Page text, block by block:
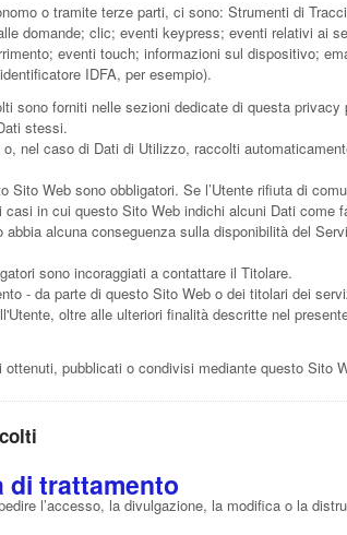
o tramite terze parti, ci sono: Strumenti di
domande; clic; eventi keypress; eventi relativi ai
eventi touch; informazioni sul dispositivo;
IDFA, per esempio).
sono forniti nelle sezioni dedicate di questa privacy
stessi.
nel caso di Dati di Utilizzo, raccolti
Web sono obbligatori. Se l’Utente rifiuta di
in cui questo Sito Web indichi alcuni Dati come
alcuna conseguenza sulla disponibilità del
sono incoraggiati a contattare il Titolare.
- da parte di questo Sito Web o dei titolari dei
oltre alle ulteriori finalità descritte nel
pubblicati o condivisi mediante questo Sito
di trattamento
l’accesso, la divulgazione, la modifica o la